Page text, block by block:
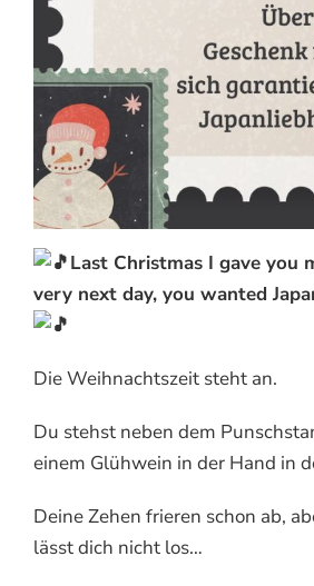
Last Christmas I gave you
very next day, you wanted
DieWeihnachtszeit steht an.
Du stehst neben dem
einem Glühwein in der Hand in
Deine Zehen frieren schon ab,
lässt dich nicht los…